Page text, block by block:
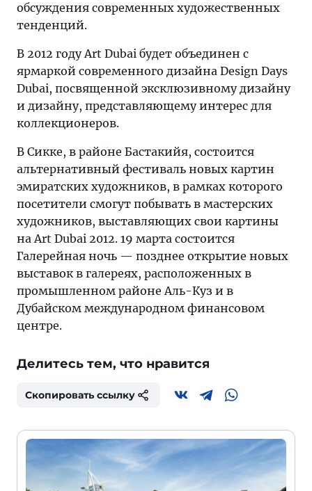
обсуждения современных художественных
тенденций.
В 2012 году Art Dubai будет объединен с
ярмаркой современного дизайна Design Days
Dubai, посвященной эксклюзивному дизайну
и дизайну, представляющему интерес для
коллекционеров.
В Сикке, в районе Бастакийя, состоится
альтернативный фестиваль новых картин
эмиратских художников, в рамках которого
посетители смогут побывать в мастерских
художников, выставляющих свои картины
на Art Dubai 2012. 19 марта состоится
Галерейная ночь — позднее открытие новых
выставок в галереях, расположенных в
промышленном районе Аль-Куз и в
Дубайском международном финансовом
центре.
Делитесь тем, что нравится
Скопировать ссылку